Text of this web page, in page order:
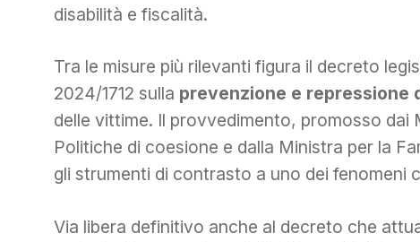
disabilità e fiscalità.
Tra le misure più rilevanti figura il decreto
2024/1712 sulla prevenzione e repressione
delle vittime. Il provvedimento, promosso dai
Politiche di coesione e dalla Ministra per la
gli strumenti di contrasto a uno dei fenomeni
Via libera definitivo anche al decreto che